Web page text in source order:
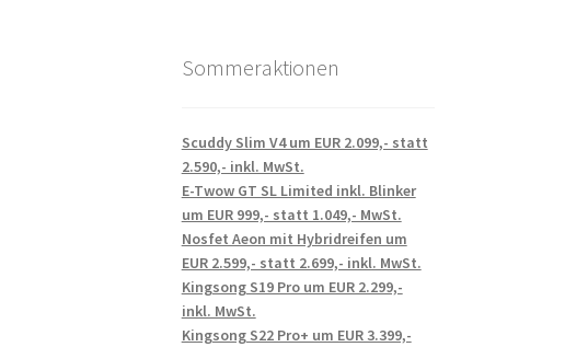
Sommeraktionen
Scuddy Slim V4 um EUR 2.099,- statt
2.590,- inkl. MwSt.
E-Twow GT SL Limited inkl. Blinker
um EUR 999,- statt 1.049,- MwSt.
Nosfet Aeon mit Hybridreifen um
EUR 2.599,- statt 2.699,- inkl. MwSt.
Kingsong S19 Pro um EUR 2.299,-
inkl. MwSt.
Kingsong S22 Pro+ um EUR 3.399,-